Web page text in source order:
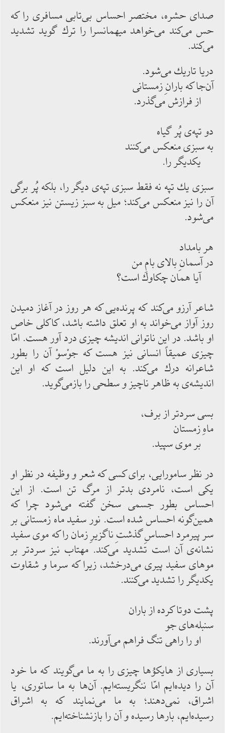
صدای حشره، مختصر احساس بی‌‌تابی مسافری را كه
حس ‌‌می‌‌كند می‌‌خواهد میهمانسرا را ترك‌‌ گوید تشدید
می‌‌كند.
دریا تاریك می‌‌شود.
آن‌‌جا كه بارانِ زمستانی
از فرازش می‌‌گذرد.
دو تپه‌‌ی پُر گیاه
به سبزی منعكس‌‌ می‌‌كنند
یكدیگر را.
سبزی یك تپه نه فقط سبزی تپه‌‌ی دیگر را، بلكه پُر برگی
آن را نیز منعكس‌‌ می‌‌كند؛ میل به سبز زیستن نیز منعكس
‌‌می‌‌شود.
هر بامداد
در آسمانِ بالای بامِ من
آیا همان چكاوك است؟
شاعر آرزو می‌‌كند كه پرنده‌‌یی كه هر روز در آغاز دمیدن
روز آواز می‌‌خواند به او تعلق داشته ‌‌باشد، كاكلی خاص
او باشد. در این ناتوانی اندیشه چیزی درد آور هست. امّا
چیزی عمیقاً انسانی نیز هست كه جوْسوْ آن را بطور
شاعرانه درك‌‌ می‌‌كند. به این دلیل است كه او این
اندیشه‌‌ی به ظاهر ناچیز و سطحی را بازمی‌‌گوید.
بسی سردتر از برف،
ماهِ زمستان
بر موی سپید.
در نظر سامورایی، برای كسی كه شعر و وظیفه در نظر او
یكی ‌‌است، نامردی بدتر از مرگ تن است. از این
احساس بطور جسمی سخن گفته می‌‌شود چرا كه
همین‌‌گونه احساس ‌‌شده ‌‌است. نور سفید ماه زمستانی بر
سر پیرمرد احساسِ گذشتِ ناگزیرِ زمان را كه موی سفید
نشانه‌‌ی آن است تشدید می‌‌كند. مهتاب نیز سردتر بر
موهای سفید پیری می‌‌درخشد، زیرا كه سرما و شقاوت
یكدیگر را تشدید می‌‌كنند.
پشت دوتا كرده از باران
سنبله‌‌های جو
او را راهی تنگ فراهم ‌‌می‌‌آورند.
بسیاری از هایكوُها چیزی را به ما می‌‌گویند كه ما خود
آن را دیده‌‌ایم امّا ننگریسته‌‌ایم. آن‌‌ها به ما ساتوری، یا
اشراق، نمی‌‌دهند؛ به ما می‌‌نمایند كه به اشراق
رسیده‌‌ایم، بارها رسیده و آن را بازنشناخته‌‌ایم.